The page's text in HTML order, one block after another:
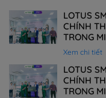
LOTUS
CHÍNH
TRONG
Xem chi tiết
LOTUS
CHÍNH
TRONG